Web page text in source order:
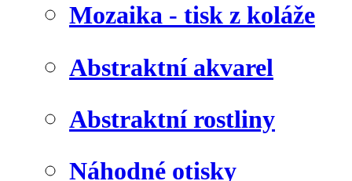
Mozaika - tisk z koláže
Abstraktní akvarel
Abstraktní rostliny
Náhodné otisky